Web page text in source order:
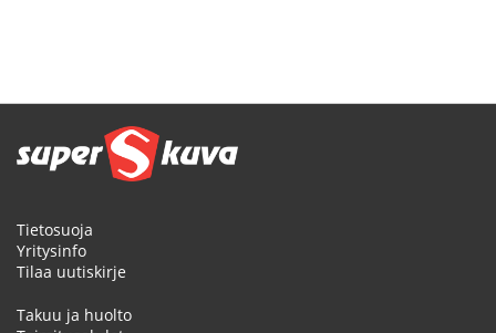
Tietosuoja
Yritysinfo
Tilaa uutiskirje
Takuu ja huolto